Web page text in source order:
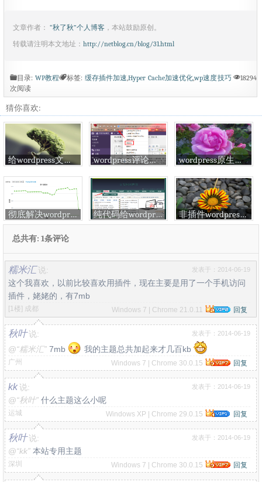
文章作者： “秋了秋”个人博客 ，本站鼓励原创。
转载请注明本文地址： http://netblog.cn/blog/31.html
目录: WP教程 标签: 缓存插件加速,Hyper Cache加速优化,wp速度技巧
18294
次阅读
猜你喜欢:
给wordpress文章标题添加置顶等标签说明 wordpress评论一键通，一键填写评论信息 wordpress原生态分页添加第一页和最后一页
彻底解决wordpress首页分页，文章分页，评论分页标题重复 纯代码给wordpress制作二级多级菜单特效 非插件wordpress后台默认编辑器增添功能
总共有: 1条评论
糯米汇 说: 发表于：2014-06-19
这个我喜欢，以前比较喜欢用插件，现在主要是用了一个手机访问
插件，姥姥的，有7mb
[1楼] 成都 Windows 7 | Chrome 21.0.11 回复
秋叶 说: 发表于：2014-06-19
@“糯米汇” 7mb 我的主题总共加起来才几百kb
广州 Windows 7 | Chrome 30.0.15 回复
kk 说: 发表于：2014-06-19
@“秋叶” 什么主题这么小呢
运城 Windows XP | Chrome 29.0.15 回复
秋叶 说: 发表于：2014-06-19
@“kk” 本站专用主题
深圳 Windows 7 | Chrome 30.0.15 回复